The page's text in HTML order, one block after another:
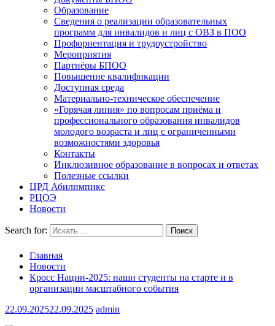
Образование
Сведения о реализации образовательных
программ для инвалидов и лиц с ОВЗ в ПОО
Профориентация и трудоустройство
Мероприятия
Партнёры БПОО
Повышение квалификации
Доступная среда
Материально-техническое обеспечение
«Горячая линия» по вопросам приёма и
профессионального образования инвалидов
молодого возраста и лиц с ограниченными
возможностями здоровья
Контакты
Инклюзивное образование в вопросах и ответах
Полезные ссылки
ЦРД Абилимпикс
РЦОЭ
Новости
Search for:
Главная
Новости
Кросс Нации-2025: наши студенты на старте и в
организации масштабного события
22.09.202522.09.2025 admin